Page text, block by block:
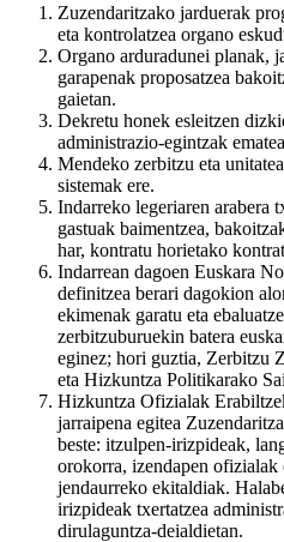
Zuzendaritzako jarduerak
eta kontrolatzea organo
Organo arduradunei planak,
garapenak proposatzea
gaietan.
Dekretu honek esleitzen
administrazio-egintzak
Mendeko zerbitzu eta
sistemak ere.
Indarreko legeriaren arabera
gastuak baimentzea,
har, kontratu horietako
Indarrean dagoen Euskara
definitzea berari dagokion
ekimenak garatu eta
zerbitzuburuekin batera
eginez; hori guztia, Zerbitzu
eta Hizkuntza Politikarako
Hizkuntza Ofizialak
jarraipena egitea
beste: itzulpen-irizpideak,
orokorra, izendapen ofizialak
jendaurreko ekitaldiak.
irizpideak txertatzea
dirulaguntza-deialdietan.